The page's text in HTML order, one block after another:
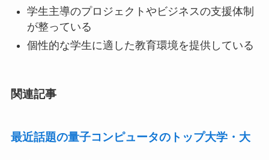
学生主導のプロジェクトやビジネスの支援体制
が整っている
個性的な学生に適した教育環境を提供している
関連記事
最近話題の量子コンピュータのトップ大学・大